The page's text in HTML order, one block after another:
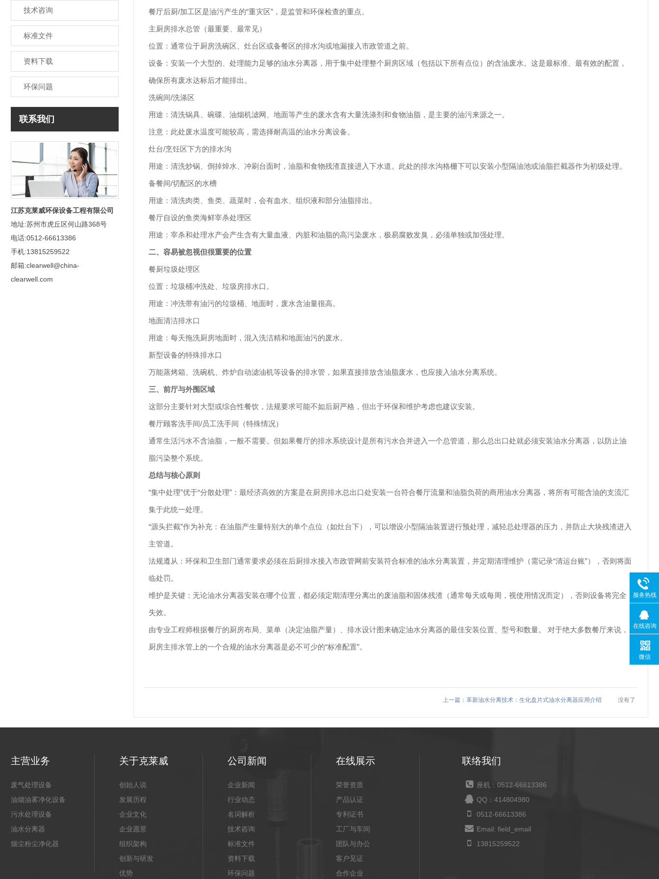
技术咨询
标准文件
资料下载
环保问题
联系我们
江苏克莱威环保设备工程有限公司
地址:苏州市虎丘区何山路368号
电话:0512-66613386
手机:13815259522
邮箱:clearwell@china-
clearwell.com
餐厅后厨/加工区是油污产生的“重灾区”，是监管和环保检查的重点。
主厨房排水总管（最重要、最常见）
位置：通常位于厨房洗碗区、灶台区或备餐区的排水沟或地漏接入市政管道之前。
设备：安装一个大型的、处理能力足够的油水分离器，用于集中处理整个厨房区域（包括以下所有点位）的含油废水。这是最标准、最有效的配置，
确保所有废水达标后才能排出。
洗碗间/洗涤区
用途：清洗锅具、碗碟、油烟机滤网、地面等产生的废水含有大量洗涤剂和食物油脂，是主要的油污来源之一。
注意：此处废水温度可能较高，需选择耐高温的油水分离设备。
灶台/烹饪区下方的排水沟
用途：清洗炒锅、倒掉焯水、冲刷台面时，油脂和食物残渣直接进入下水道。此处的排水沟格栅下可以安装小型隔油池或油脂拦截器作为初级处理。
备餐间/切配区的水槽
用途：清洗肉类、鱼类、蔬菜时，会有血水、组织液和部分油脂排出。
餐厅自设的鱼类海鲜宰杀处理区
用途：宰杀和处理水产会产生含有大量血液、内脏和油脂的高污染废水，极易腐败发臭，必须单独或加强处理。
二、容易被忽视但很重要的位置
餐厨垃圾处理区
位置：垃圾桶冲洗处、垃圾房排水口。
用途：冲洗带有油污的垃圾桶、地面时，废水含油量很高。
地面清洁排水口
用途：每天拖洗厨房地面时，混入洗洁精和地面油污的废水。
新型设备的特殊排水口
万能蒸烤箱、洗碗机、炸炉自动滤油机等设备的排水管，如果直接排放含油脂废水，也应接入油水分离系统。
三、前厅与外围区域
这部分主要针对大型或综合性餐饮，法规要求可能不如后厨严格，但出于环保和维护考虑也建议安装。
餐厅顾客洗手间/员工洗手间（特殊情况）
通常生活污水不含油脂，一般不需要。但如果餐厅的排水系统设计是所有污水合并进入一个总管道，那么总出口处就必须安装油水分离器，以防止油
脂污染整个系统。
总结与核心原则
“集中处理”优于“分散处理”：最经济高效的方案是在厨房排水总出口处安装一台符合餐厅流量和油脂负荷的商用油水分离器，将所有可能含油的支流汇
集于此统一处理。
“源头拦截”作为补充：在油脂产生量特别大的单个点位（如灶台下），可以增设小型隔油装置进行预处理，减轻总处理器的压力，并防止大块残渣进入
主管道。
法规遵从：环保和卫生部门通常要求必须在后厨排水接入市政管网前安装符合标准的油水分离装置，并定期清理维护（需记录“清运台账”），否则将面
临处罚。
维护是关键：无论油水分离器安装在哪个位置，都必须定期清理分离出的废油脂和固体残渣（通常每天或每周，视使用情况而定），否则设备将完全
失效。
由专业工程师根据餐厅的厨房布局、菜单（决定油脂产量）、排水设计图来确定油水分离器的最佳安装位置、型号和数量。 对于绝大多数餐厅来说，
厨房主排水管上的一个合规的油水分离器是必不可少的“标准配置”。
上一篇：革新油水分离技术：生化盘片式油水分离器应用介绍 没有了
主营业务
废气处理设备
油烟油雾净化设备
污水处理设备
油水分离器
烟尘粉尘净化器
关于克莱威
创始人说
发展历程
企业文化
企业愿景
组织架构
创新与研发
优势
公司新闻
企业新闻
行业动态
名词解析
技术咨询
标准文件
资料下载
环保问题
在线展示
荣誉资质
产品认证
专利证书
工厂与车间
团队与办公
客户见证
合作企业
联络我们
座机：0512-66613386
QQ：414804980
0512-66613386
Email: field_email
13815259522
服务热线
在线咨询
微信